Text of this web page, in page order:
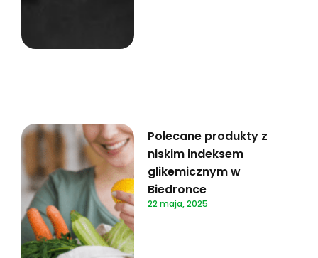
Polecane produkty z
niskim indeksem
glikemicznym w
Biedronce
22 maja, 2025